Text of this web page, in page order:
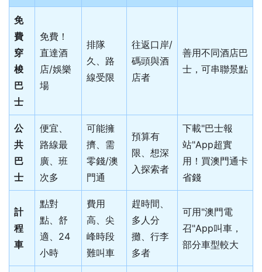
免
費
穿
梭
巴
士
免費！
直達酒
店/娛樂
場
排隊
久、路
線受限
往返口岸/
碼頭與酒
店者
善用不同酒店巴
士，可串聯景點
公
共
巴
士
便宜、
路線最
廣、班
次多
可能擁
擠、需
零錢/澳
門通
預算有
限、想深
入探索者
下載"巴士報
站"App超實
用！買澳門通卡
省錢
計
程
車
點對
點、舒
適、24
小時
費用
高、尖
峰時段
難叫車
趕時間、
多人分
攤、行李
多者
可用"澳門電
召"App叫車，
部分車型較大